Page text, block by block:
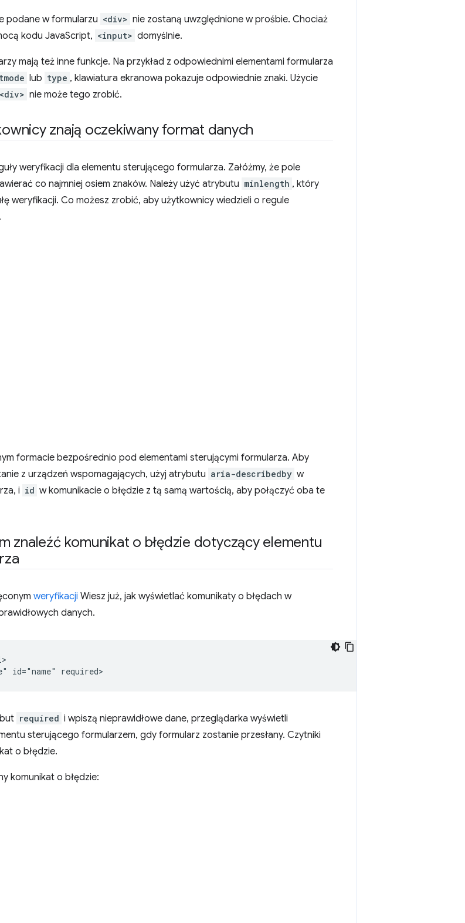
podane w formularzu <div> nie zostaną uwzględnione w prośbie. Chociaż
kodu JavaScript, <input> domyślnie.
mają też inne funkcje. Na przykład z odpowiednimi elementami formularza
lub type , klawiatura ekranowa pokazuje odpowiednie znaki. Użycie
<div> nie może tego zrobić.
znają oczekiwany format danych
weryfikacji dla elementu sterującego formularza. Załóżmy, że pole
co najmniej osiem znaków. Należy użyć atrybutu minlength , który
weryfikacji. Co możesz zrobić, aby użytkownicy wiedzieli o regule
formacie bezpośrednio pod elementami sterującymi formularza. Aby
z urządzeń wspomagających, użyj atrybutu aria-describedby w
i id w komunikacie o błędzie z tą samą wartością, aby połączyć oba te
znaleźć komunikat o błędzie dotyczący elementu
weryfikacji Wiesz już, jak wyświetlać komunikaty o błędach w
danych.
required i wpiszą nieprawidłowe dane, przeglądarka wyświetli
sterującego formularzem, gdy formularz zostanie przesłany. Czytniki
o błędzie.
komunikat o błędzie: